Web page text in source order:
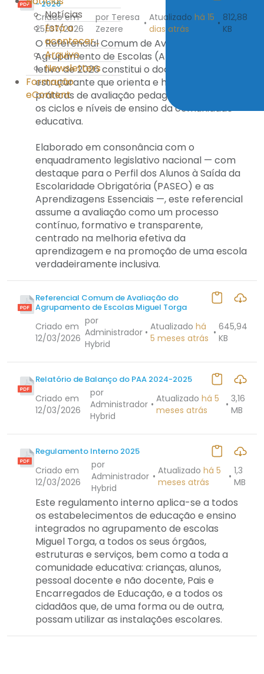
Notícias
Está a
acontecer...
Arquivo
Newsletters
Formação
eContent
- 2026
Criado em
25/07/2026
por Teresa
Zezere
• Atualizado há 15
dias atrás
• 812,88
KB
O Referencial Comum de Avaliação do
Agrupamento de Escolas (AEMT) para o ano
letivo de 2026 constitui o documento
estruturante que orienta e harmoniza as
práticas de avaliação pedagógica em todos
os ciclos e níveis de ensino da comunidade
educativa.
Elaborado em consonância com o
enquadramento legislativo nacional — com
destaque para o Perfil dos Alunos à Saída da
Escolaridade Obrigatória (PASEO) e as
Aprendizagens Essenciais —, este referencial
assume a avaliação como um processo
contínuo, formativo e transparente,
centrado na melhoria efetiva da
aprendizagem e na promoção de uma escola
verdadeiramente inclusiva.
Referencial Comum de Avaliação do
Agrupamento de Escolas Miguel Torga
Criado em
12/03/2026
por
Administrador
Hybrid
• Atualizadohá
5 meses atrás • 645,94
KB
Relatório de Balanço do PAA 2024-2025
Criado em
12/03/2026
por
Administrador
Hybrid
• Atualizadohá 5
meses atrás
• 3,16
MB
Regulamento Interno 2025
Criado em
12/03/2026
por
Administrador
Hybrid
• Atualizadohá 5
meses atrás
• 1,3
MB
Este regulamento interno aplica-se a todos
os estabelecimentos de educação e ensino
integrados no agrupamento de escolas
Miguel Torga, a todos os seus órgãos,
estruturas e serviços, bem como a toda a
comunidade educativa: crianças, alunos,
pessoal docente e não docente, Pais e
Encarregados de Educação, e a todos os
cidadãos que, de uma forma ou de outra,
possam utilizar as instalações escolares.